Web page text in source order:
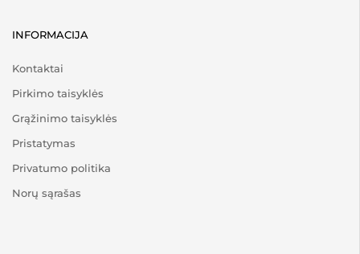
INFORMACIJA
Kontaktai
Pirkimo taisyklės
Grąžinimo taisyklės
Pristatymas
Privatumo politika
Norų sąrašas